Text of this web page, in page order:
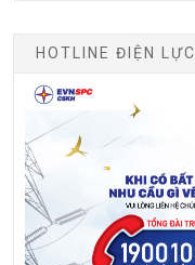
HOTLINE ĐIỆN LỰC